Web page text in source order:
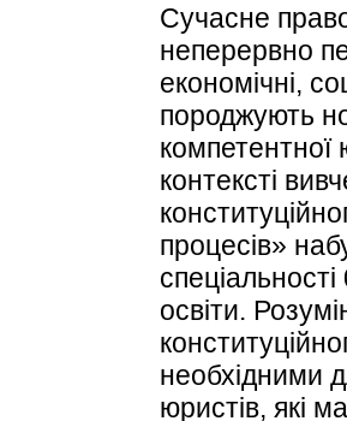
Сучасне
неперервно
економічні,
породжують
компетентної
контексті
процесів»
освіти.
необхідними
юристів, які